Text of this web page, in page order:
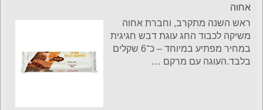
אחוה
ראש השנה מתקרב, וחברת אחוה
משיקה לכבוד החג עוגת דבש חגיגית
במחיר מפתיע במיוחד – כ־6 שקלים
בלבד.העוגה עם מרקם …